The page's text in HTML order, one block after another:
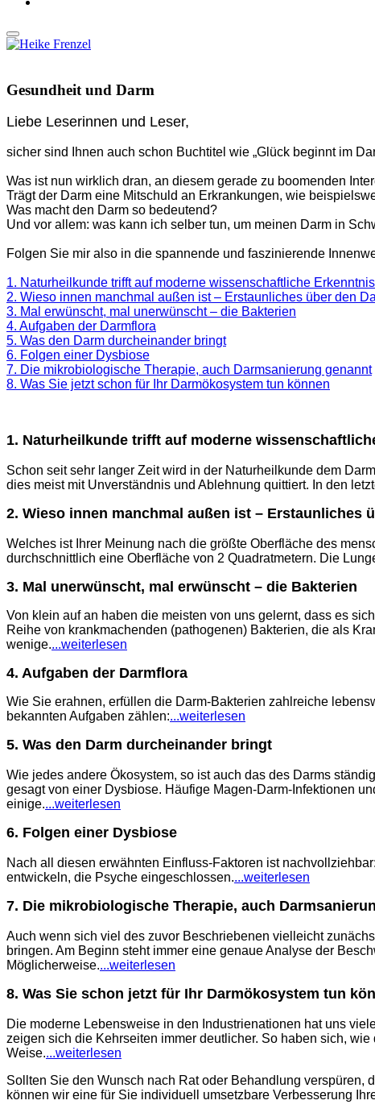
Gesundheit und Darm
Liebe Leserinnen und Leser,
sicher sind Ihnen auch schon Buchtitel wie „Glück beginnt im
Was ist nun wirklich dran, an diesem gerade zu boomenden
Trägt der Darm eine Mitschuld an Erkrankungen, wie
Was macht den Darm so bedeutend?
Und vor allem: was kann ich selber tun, um meinen Darm in
Folgen Sie mir also in die spannende und faszinierende
1. Naturheilkunde trifft auf moderne wissenschaftliche
2. Wieso innen manchmal außen ist – Erstaunliches über den
3. Mal erwünscht, mal unerwünscht – die Bakterien
4. Aufgaben der Darmflora
5. Was den Darm durcheinander bringt
6. Folgen einer Dysbiose
7. Die mikrobiologische Therapie, auch Darmsanierung genannt
8. Was Sie jetzt schon für Ihr Darmökosystem tun können
1. Naturheilkunde trifft auf moderne
Schon seit sehr langer Zeit wird in der Naturheilkunde dem
dies meist mit Unverständnis und Ablehnung quittiert. In den
2. Wieso innen manchmal außen ist – Erstaunliches
Welches ist Ihrer Meinung nach die größte Oberfläche des
durchschnittlich eine Oberfläche von 2 Quadratmetern. Die
3. Mal unerwünscht, mal erwünscht – die Bakterien
Von klein auf an haben die meisten von uns gelernt, dass es
Reihe von krankmachenden (pathogenen) Bakterien, die als
wenige....weiterlesen
4. Aufgaben der Darmflora
Wie Sie erahnen, erfüllen die Darm-Bakterien zahlreiche
bekannten Aufgaben zählen:...weiterlesen
5. Was den Darm durcheinander bringt
Wie jedes andere Ökosystem, so ist auch das des Darms
gesagt von einer Dysbiose. Häufige Magen-Darm-Infektionen
einige....weiterlesen
6. Folgen einer Dysbiose
Nach all diesen erwähnten Einfluss-Faktoren ist
entwickeln, die Psyche eingeschlossen....weiterlesen
7. Die mikrobiologische Therapie, auch
Auch wenn sich viel des zuvor Beschriebenen vielleicht
bringen. Am Beginn steht immer eine genaue Analyse der
Möglicherweise....weiterlesen
8. Was Sie schon jetzt für Ihr Darmökosystem tun
Die moderne Lebensweise in den Industrienationen hat uns
zeigen sich die Kehrseiten immer deutlicher. So haben sich,
Weise....weiterlesen
Sollten Sie den Wunsch nach Rat oder Behandlung verspüren,
können wir eine für Sie individuell umsetzbare Verbesserung